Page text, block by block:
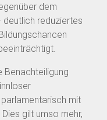
dem
reduziertes
Benachteiligung
mit
gilt umso mehr,